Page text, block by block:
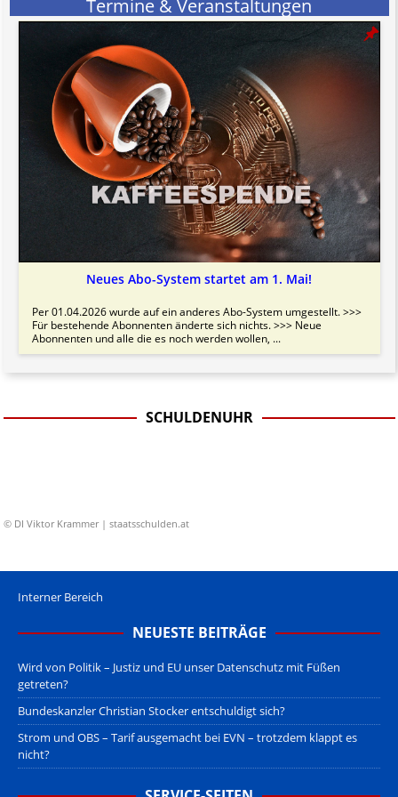
Termine & Veranstaltungen
Neues Abo-System startet am 1. Mai!
Per 01.04.2026 wurde auf ein anderes Abo-System umgestellt. >>>
Für bestehende Abonnenten änderte sich nichts. >>> Neue
Abonnenten und alle die es noch werden wollen, ...
SCHULDENUHR
© DI Viktor Krammer | staatsschulden.at
Interner Bereich
NEUESTE BEITRÄGE
Wird von Politik – Justiz und EU unser Datenschutz mit Füßen
getreten?
Bundeskanzler Christian Stocker entschuldigt sich?
Strom und OBS – Tarif ausgemacht bei EVN – trotzdem klappt es
nicht?